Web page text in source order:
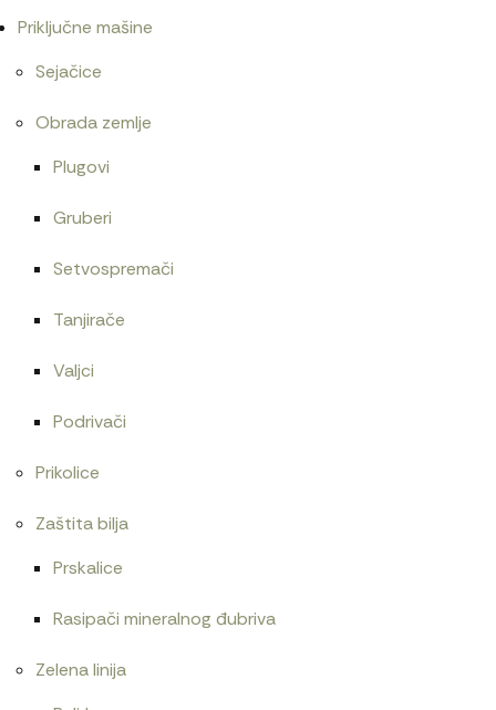
Priključne mašine
Sejačice
Obrada zemlje
Plugovi
Gruberi
Setvospremači
Tanjirače
Valjci
Podrivači
Prikolice
Zaštita bilja
Prskalice
Rasipači mineralnog đubriva
Zelena linija